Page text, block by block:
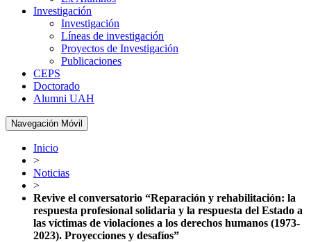
Investigación
Investigación
Líneas de investigación
Proyectos de Investigación
Publicaciones
CEPS
Doctorado
Alumni UAH
Navegación Móvil
Inicio
>
Noticias
>
Revive el conversatorio “Reparación y rehabilitación: la
respuesta profesional solidaria y la respuesta del Estado a
las víctimas de violaciones a los derechos humanos (1973-
2023). Proyecciones y desafíos”